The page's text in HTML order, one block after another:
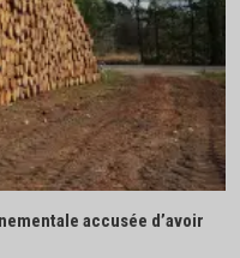
accusée d’avoir